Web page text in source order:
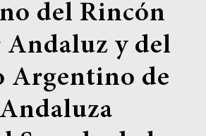
e
del Rincón
y del
Argentino de